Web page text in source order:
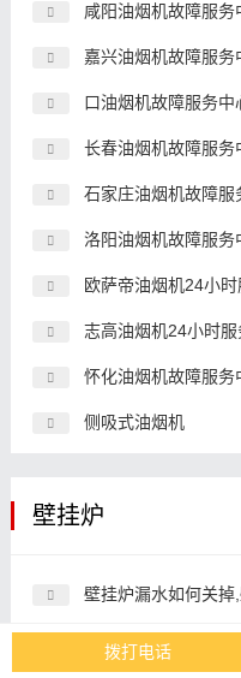
咸阳油烟机故障服务
嘉兴油烟机故障服务
口油烟机故障服务中
长春油烟机故障服务
石家庄油烟机故障服
洛阳油烟机故障服务
欧萨帝油烟机24小
志高油烟机24小时服
怀化油烟机故障服务
侧吸式油烟机
壁挂炉
壁挂炉漏水如何关掉
壁挂炉漏水0水压,
拨打电话